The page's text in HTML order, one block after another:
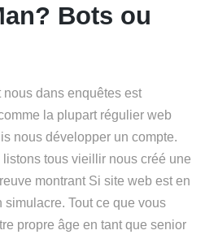
Bots ou
nous dans enquêtes est
la plupart régulier web
nous développer un compte.
tous vieillir nous créé une
montrant Si site web est en
simulacre. Tout ce que vous
propre âge en tant que senior